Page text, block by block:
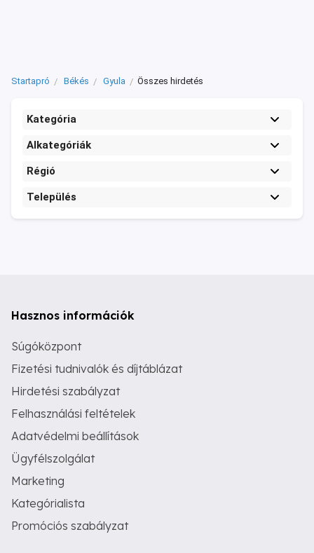
Startapró Békés Gyula Összes hirdetés
Kategória
Alkategóriák
Régió
Település
Hasznos információk
Súgóközpont
Fizetési tudnivalók és díjtáblázat
Hirdetési szabályzat
Felhasználási feltételek
Adatvédelmi beállítások
Ügyfélszolgálat
Marketing
Kategórialista
Promóciós szabályzat